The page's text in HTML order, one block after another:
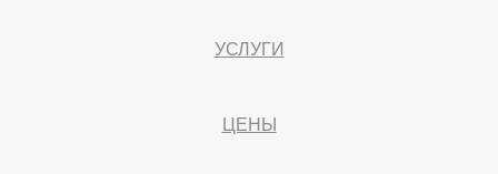
УСЛУГИ
ЦЕНЫ